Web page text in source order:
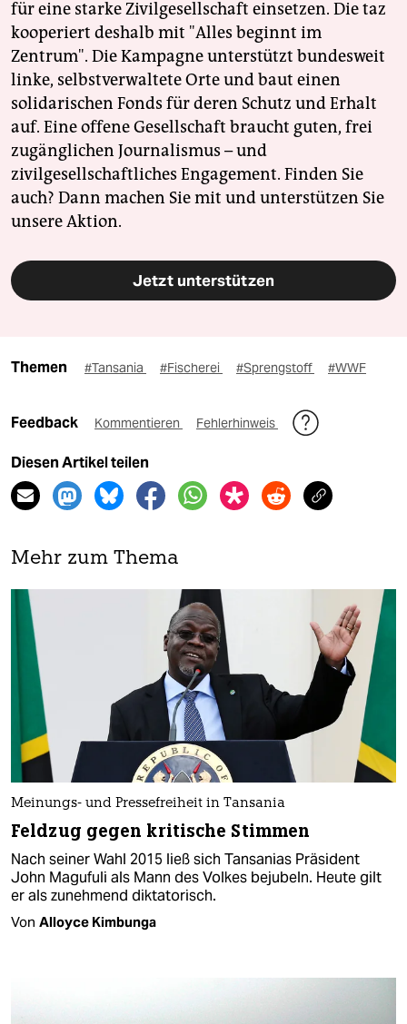
für eine starke Zivilgesellschaft einsetzen. Die taz
kooperiert deshalb mit "Alles beginnt im
Zentrum". Die Kampagne unterstützt bundesweit
linke, selbstverwaltete Orte und baut einen
solidarischen Fonds für deren Schutz und Erhalt
auf. Eine offene Gesellschaft braucht guten, frei
zugänglichen Journalismus – und
zivilgesellschaftliches Engagement. Finden Sie
auch? Dann machen Sie mit und unterstützen Sie
unsere Aktion.
Jetzt unterstützen
Themen #Tansania #Fischerei #Sprengstoff #WWF
Feedback Kommentieren Fehlerhinweis
Diesen Artikel teilen
Mehr zum Thema
Meinungs- und Pressefreiheit in Tansania
Feldzug gegen kritische Stimmen
Nach seiner Wahl 2015 ließ sich Tansanias Präsident
John Magufuli als Mann des Volkes bejubeln. Heute gilt
er als zunehmend diktatorisch.
Von Alloyce Kimbunga